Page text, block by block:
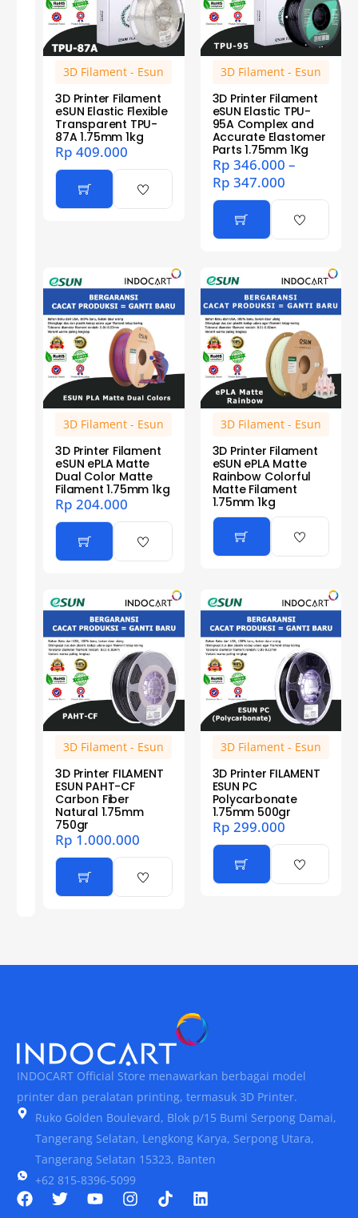
3D Filament - Esun
3D Printer Filament
eSUN Elastic Flexible
Transparent TPU-
87A 1.75mm 1kg
Rp 409.000
3D Filament - Esun
3D Printer Filament
eSUN Elastic TPU-
95A Complex and
Accurate Elastomer
Parts 1.75mm 1Kg
Rp 346.000 –
Rp 347.000
3D Filament - Esun
3D Printer Filament
eSUN ePLA Matte
Dual Color Matte
Filament 1.75mm 1kg
Rp 204.000
3D Filament - Esun
3D Printer Filament
eSUN ePLA Matte
Rainbow Colorful
Matte Filament
1.75mm 1kg
3D Filament - Esun
3D Printer FILAMENT
ESUN PAHT-CF
Carbon Fiber
Natural 1.75mm
750gr
Rp 1.000.000
3D Filament - Esun
3D Printer FILAMENT
ESUN PC
Polycarbonate
1.75mm 500gr
Rp 299.000
INDOCART Official Store menawarkan berbagai model
printer dan peralatan printing, termasuk 3D Printer.
Ruko Golden Boulevard, Blok p/15 Bumi Serpong Damai,
Tangerang Selatan, Lengkong Karya, Serpong Utara,
Tangerang Selatan 15323, Banten
+62 815-8396-5099